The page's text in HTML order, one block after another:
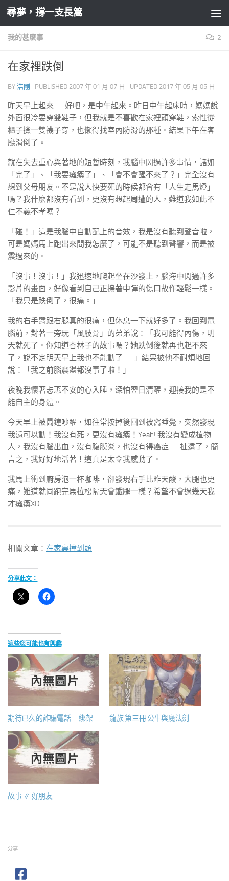
Skip to content
尋夢，撐一支長篙
我的甚麼事 2
在家裡跌倒
BY 浩剛 · PUBLISHED 2007 年 01 月 07 日 · UPDATED 2017 年 05 月 05 日
昨天早上起來……好吧，是中午起來。昨日中午起床時，媽媽說
外面很冷要穿雙鞋子，但我就是不喜歡在家裡頭穿鞋，索性從
櫃子撿一雙襪子穿，也懶得找室內防滑的那種。結果下午在客
廳滑倒了。
就在失去重心與著地的短暫時刻，我腦中閃過許多事情，諸如
「完了」、「我要癱瘓了」、「會不會醒不來了？」完全沒有
想到父母朋友。不是說人快要死的時候都會有「人生走馬燈」
嗎？我什麼都沒有看到，更沒有想起周遭的人，難道我如此不
仁不義不孝嗎？
「碰！」這是我腦中自動配上的音效，我是沒有聽到聲音啦，
可是媽媽馬上跑出來問我怎麼了，可能不是聽到聲響，而是被
震過來的。
「沒事！沒事！」我迅速地爬起坐在沙發上，腦海中閃過許多
影片的畫面，好像看到自己正摀著中彈的傷口故作輕鬆一樣。
「我只是跌倒了，很痛。」
我的右手臂跟右腿真的很痛，但休息一下就好多了。我回到電
腦前，對著一旁玩「風肢骨」的弟弟說：「我可能得內傷，明
天就死了。你知道杏林子的故事嗎？她跌倒後就再也起不來
了，說不定明天早上我也不能動了……」結果被他不耐煩地回
說：「我之前腦震盪都沒事了啦！」
夜晚我懷著忐忑不安的心入睡，深怕翌日清醒，迎接我的是不
能自主的身體。
今天早上被鬧鐘吵醒，如往常按掉後回到被窩睡覺，突然發現
我還可以動！我沒有死，更沒有癱瘓！Yeah! 我沒有變成植物
人，我沒有腦出血，沒有腹膜炎，也沒有得癌症……扯遠了，簡
言之，我好好地活著！這真是太令我感動了。
我馬上衝到廚房泡一杯咖啡，卻發現右手比昨天酸，大腿也更
痛，難道就同跑完馬拉松隔天會鐵腿一樣？希望不會過幾天我
才癱瘓XD
相關文章： 在家裏撞到頭
分享此文：
這些您可能也有興趣
期待已久的詐騙電話—綁架 龍族 第三冊 公牛與魔法劍
故事 ∥ 好朋友
分享